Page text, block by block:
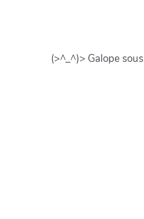
(>^_^)> Galope sous